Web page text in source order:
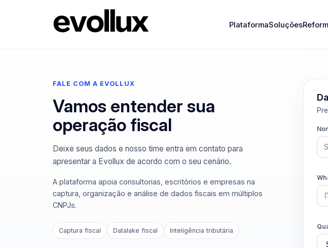
PlataformaSoluções
FALE COM A EVOLLUX
Vamos entender sua
operação fiscal
Deixe seus dados e nosso time entra em contato para
apresentar a Evollux de acordo com o seu cenário.
A plataforma apoia consultorias, escritórios e empresas na
captura, organização e análise de dados fiscais em múltiplos
CNPJs.
Captura fiscal Datalake fiscal Inteligência tributária